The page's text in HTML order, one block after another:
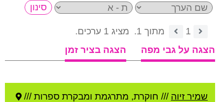
1 מתוך 1.
מציג 1 ערכים.
הצגה על גבי מפה
הצגה בציר זמן
שמיר זיוה /// חוקרת, מתרגמת ומבקרת ספרות ///